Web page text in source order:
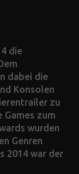
die
dabei die
Konsolen
zu
Games zum
wurden
Genren
2014 war der